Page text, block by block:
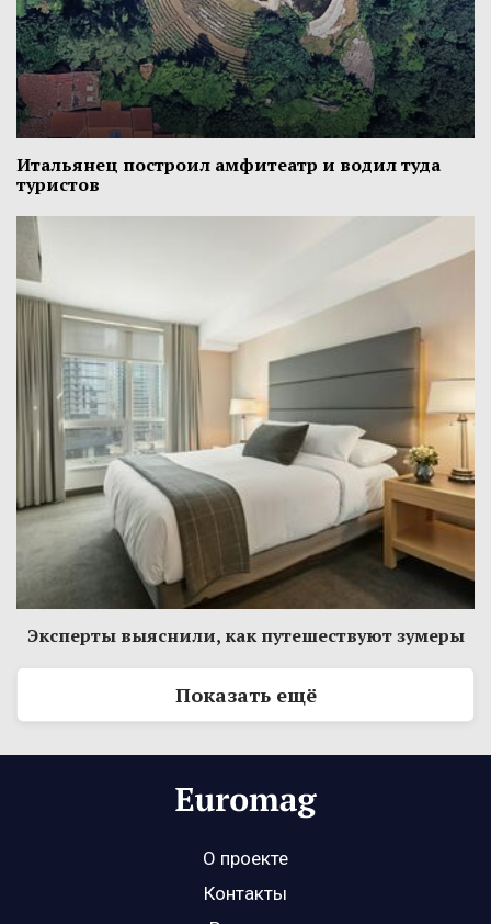
Итальянец построил амфитеатр и водил туда
туристов
Эксперты выяснили, как путешествуют зумеры
Показать ещё
О проекте
Контакты